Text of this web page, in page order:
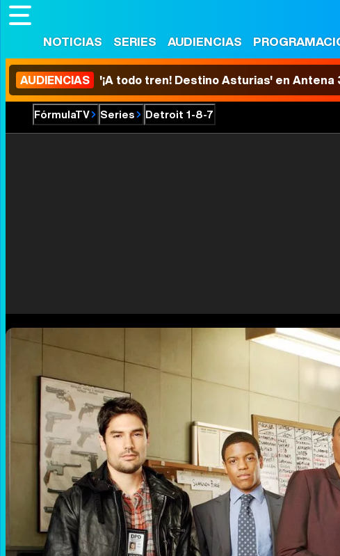
NOTICIAS SERIES AUDIENCIAS
AUDIENCIAS '¡A todo tren! Destino Asturias' en
FórmulaTV Series Detroit 1-8-7